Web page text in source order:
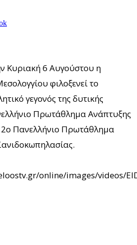
Κυριακή 6 Αυγούστου η
φιλοξενεί το
γεγονός της δυτικής
Πρωτάθλημα Ανάπτυξης
2ο Πανελλήνιο Πρωτάθλημα
online/images/videos/